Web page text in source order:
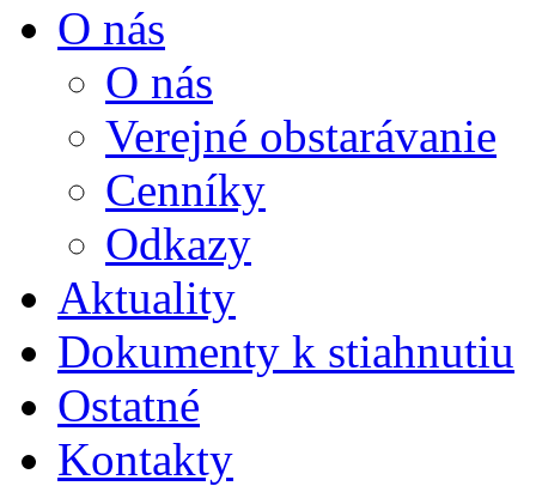
O nás
O nás
Verejné obstarávanie
Cenníky
Odkazy
Aktuality
Dokumenty k stiahnutiu
Ostatné
Kontakty